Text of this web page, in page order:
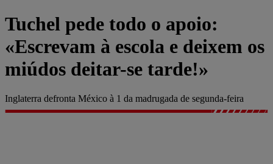
Tuchel pede todo o apoio:
«Escrevam à escola e deixem os
miúdos deitar-se tarde!»
Inglaterra defronta México à 1 da madrugada de segunda-feira